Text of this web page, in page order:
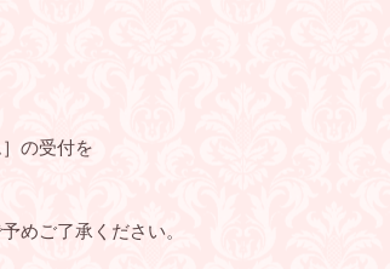
の受付を
めご了承ください。